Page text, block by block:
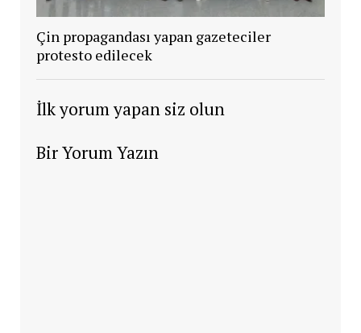
Çin propagandası yapan gazeteciler
protesto edilecek
İlk yorum yapan siz olun
Bir Yorum Yazın